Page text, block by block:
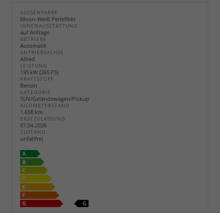
AUSSENFARBE
Moon-Weiß Perleffekt
INNENAUSSTATTUNG
auf Anfrage
GETRIEBE
Automatik
ANTRIEBSACHSE
Allrad
LEISTUNG
195 kW (265 PS)
KRAFTSTOFF
Benzin
KATEGORIE
SUV/Geländewagen/Pickup
KILOMETERSTAND
1.658 km
ERSTZULASSUNG
07.04.2026
ZUSTAND
unfallfrei